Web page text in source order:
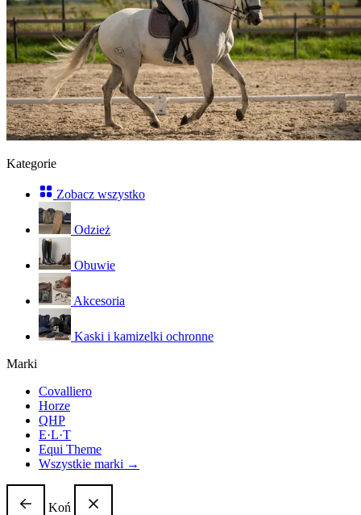
Kategorie
Zobacz wszystko
Odzież
Obuwie
Akcesoria
Kaski i kamizelki ochronne
Marki
Covalliero
Horze
QHP
E·L·T
Equi Theme
Wszystkie marki →
Koń